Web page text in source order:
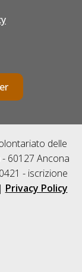
delle
60127 Ancona
- iscrizione
Privacy Policy